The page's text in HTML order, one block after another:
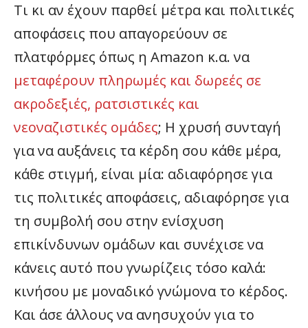
Τι κι αν έχουν παρθεί μέτρα και πολιτικές
αποφάσεις που απαγορεύουν σε
πλατφόρμες όπως η Amazon κ.α. να
μεταφέρουν πληρωμές και δωρεές σε
ακροδεξιές, ρατσιστικές και
νεοναζιστικές ομάδες; Η χρυσή συνταγή
για να αυξάνεις τα κέρδη σου κάθε μέρα,
κάθε στιγμή, είναι μία: αδιαφόρησε για
τις πολιτικές αποφάσεις, αδιαφόρησε για
τη συμβολή σου στην ενίσχυση
επικίνδυνων ομάδων και συνέχισε να
κάνεις αυτό που γνωρίζεις τόσο καλά:
κινήσου με μοναδικό γνώμονα το κέρδος.
Και άσε άλλους να ανησυχούν για το